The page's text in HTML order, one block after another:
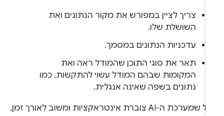
צריך לציין במפורש את מקור הנתונים ואת
השושלת שלו.
עדכניות הנתונים במסמך.
תאר את סוגי התוכן שהמודל ראה ואת
המקומות שבהם המודל עשוי להתקשות, כמו
נתונים בשפה שאינה אנגלית.
ככל שמערכת ה-AI צוברת אינטראקציות ומשוב לאורך זמן,